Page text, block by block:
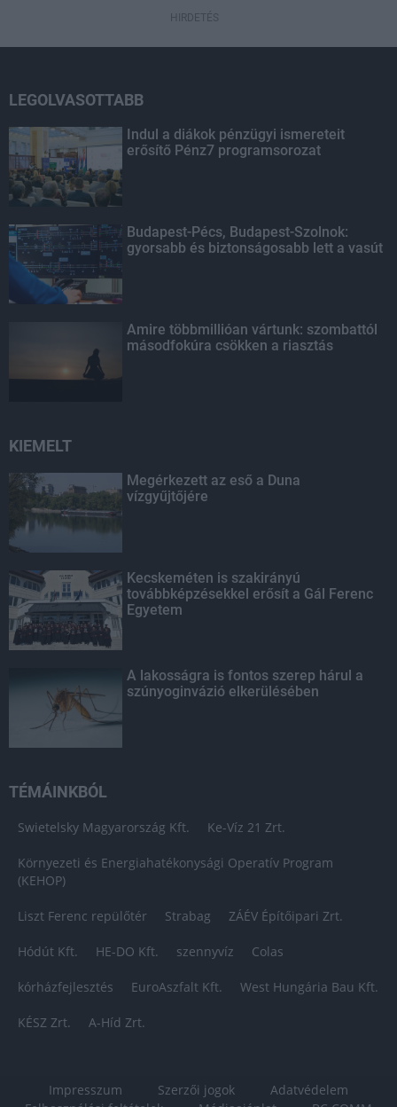
HIRDETÉS
LEGOLVASOTTABB
Indul a diákok pénzügyi ismereteit
erősítő Pénz7 programsorozat
Budapest-Pécs, Budapest-Szolnok:
gyorsabb és biztonságosabb lett a vasút
Amire többmillióan vártunk: szombattól
másodfokúra csökken a riasztás
KIEMELT
Megérkezett az eső a Duna
vízgyűjtőjére
Kecskeméten is szakirányú
továbbképzésekkel erősít a Gál Ferenc
Egyetem
A lakosságra is fontos szerep hárul a
szúnyoginvázió elkerülésében
TÉMÁINKBÓL
Swietelsky Magyarország Kft. Ke-Víz 21 Zrt.
Környezeti és Energiahatékonysági Operatív Program
(KEHOP)
Liszt Ferenc repülőtér Strabag ZÁÉV Építőipari Zrt.
Hódút Kft. HE-DO Kft. szennyvíz Colas
kórházfejlesztés EuroAszfalt Kft. West Hungária Bau Kft.
KÉSZ Zrt. A-Híd Zrt.
Impresszum Szerzői jogok
Adatvédelem